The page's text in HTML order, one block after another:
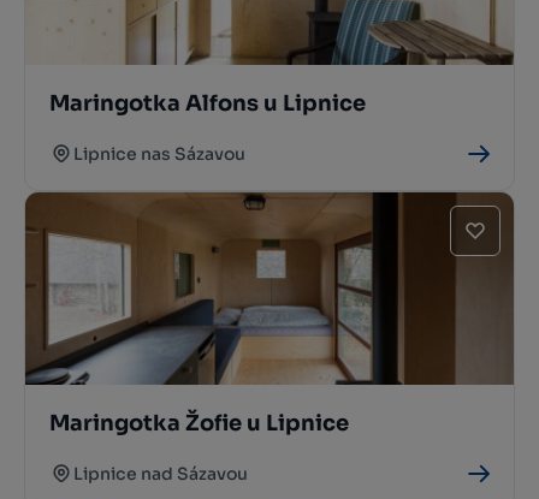
Maringotka Alfons u Lipnice
Lipnice nas Sázavou
Maringotka Žofie u Lipnice
Lipnice nad Sázavou